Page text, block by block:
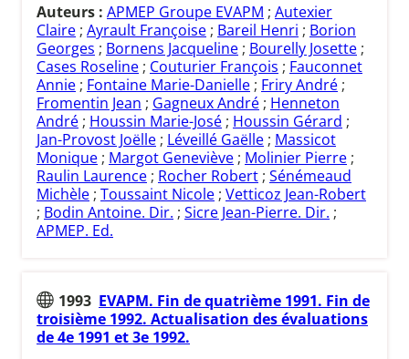
Auteurs : APMEP Groupe EVAPM ; Autexier
Claire ; Ayrault Françoise ; Bareil Henri ; Borion
Georges ; Bornens Jacqueline ; Bourelly Josette ;
Cases Roseline ; Couturier François ; Fauconnet
Annie ; Fontaine Marie-Danielle ; Friry André ;
Fromentin Jean ; Gagneux André ; Henneton
André ; Houssin Marie-José ; Houssin Gérard ;
Jan-Provost Joëlle ; Léveillé Gaëlle ; Massicot
Monique ; Margot Geneviève ; Molinier Pierre ;
Raulin Laurence ; Rocher Robert ; Sénémeaud
Michèle ; Toussaint Nicole ; Vetticoz Jean-Robert
; Bodin Antoine. Dir. ; Sicre Jean-Pierre. Dir. ;
APMEP. Ed.
1993 EVAPM. Fin de quatrième 1991. Fin de
troisième 1992. Actualisation des évaluations
de 4e 1991 et 3e 1992.